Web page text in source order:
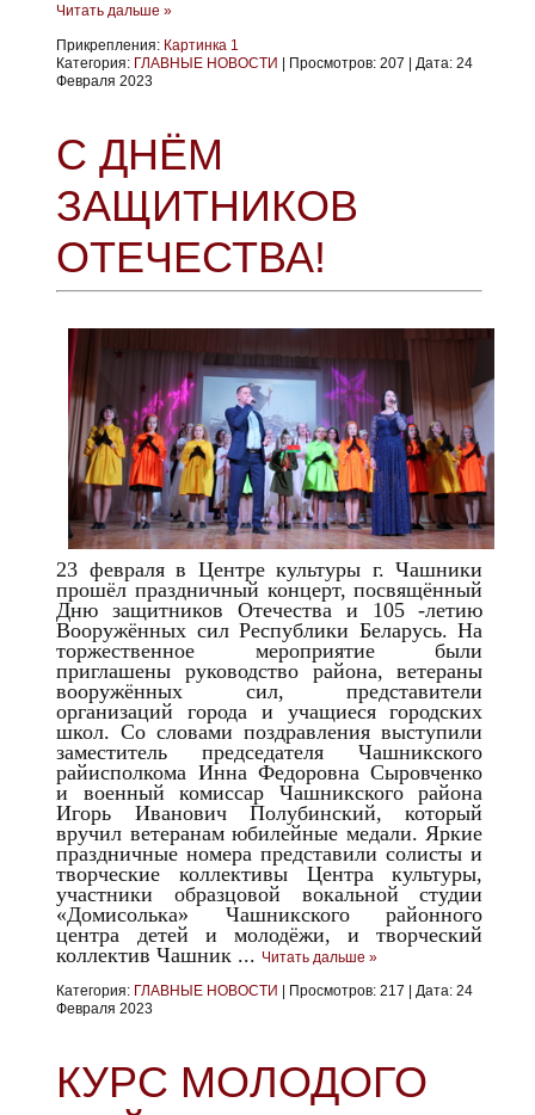
Читать дальше »
Прикрепления: Картинка 1
Категория: ГЛАВНЫЕ НОВОСТИ | Просмотров: 207 | Дата: 24
Февраля 2023
С ДНЁМ
ЗАЩИТНИКОВ
ОТЕЧЕСТВА!
23 февраля в Центре культуры г. Чашники
прошёл праздничный концерт, посвящённый
Дню защитников Отечества и 105 -летию
Вооружённых сил Республики Беларусь. На
торжественное мероприятие были
приглашены руководство района, ветераны
вооружённых сил, представители
организаций города и учащиеся городских
школ. Со словами поздравления выступили
заместитель председателя Чашникского
райисполкома Инна Федоровна Сыровченко
и военный комиссар Чашникского района
Игорь Иванович Полубинский, который
вручил ветеранам юбилейные медали. Яркие
праздничные номера представили солисты и
творческие коллективы Центра культуры,
участники образцовой вокальной студии
«Домисолька» Чашникского районного
центра детей и молодёжи, и творческий
коллектив Чашник ... Читать дальше »
Категория: ГЛАВНЫЕ НОВОСТИ | Просмотров: 217 | Дата: 24
Февраля 2023
КУРС МОЛОДОГО